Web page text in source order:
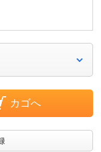
カゴへ